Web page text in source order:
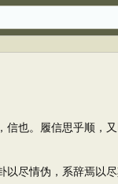
也。履信思乎顺，
尽情伪，系辞焉以